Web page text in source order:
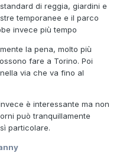
di reggia, giardini e
temporanee e il parco
invece più tempo
la pena, molto più
fare a Torino. Poi
via che va fino al
è interessante ma non
può tranquillamente
particolare.